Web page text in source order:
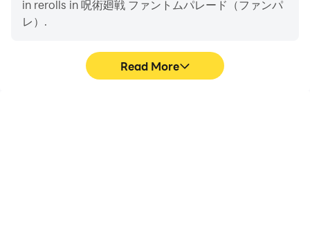
OS 8.0以上、OpenGL ES 3.1+AEP以上、メモリ（RAM）
Snapdragon 845 相当以上
※サポート対象内でも、お使いになられている端末やご使
in rerolls in 呪術廻戦 ファントムパレード（ファンパ
レ）.
Read More